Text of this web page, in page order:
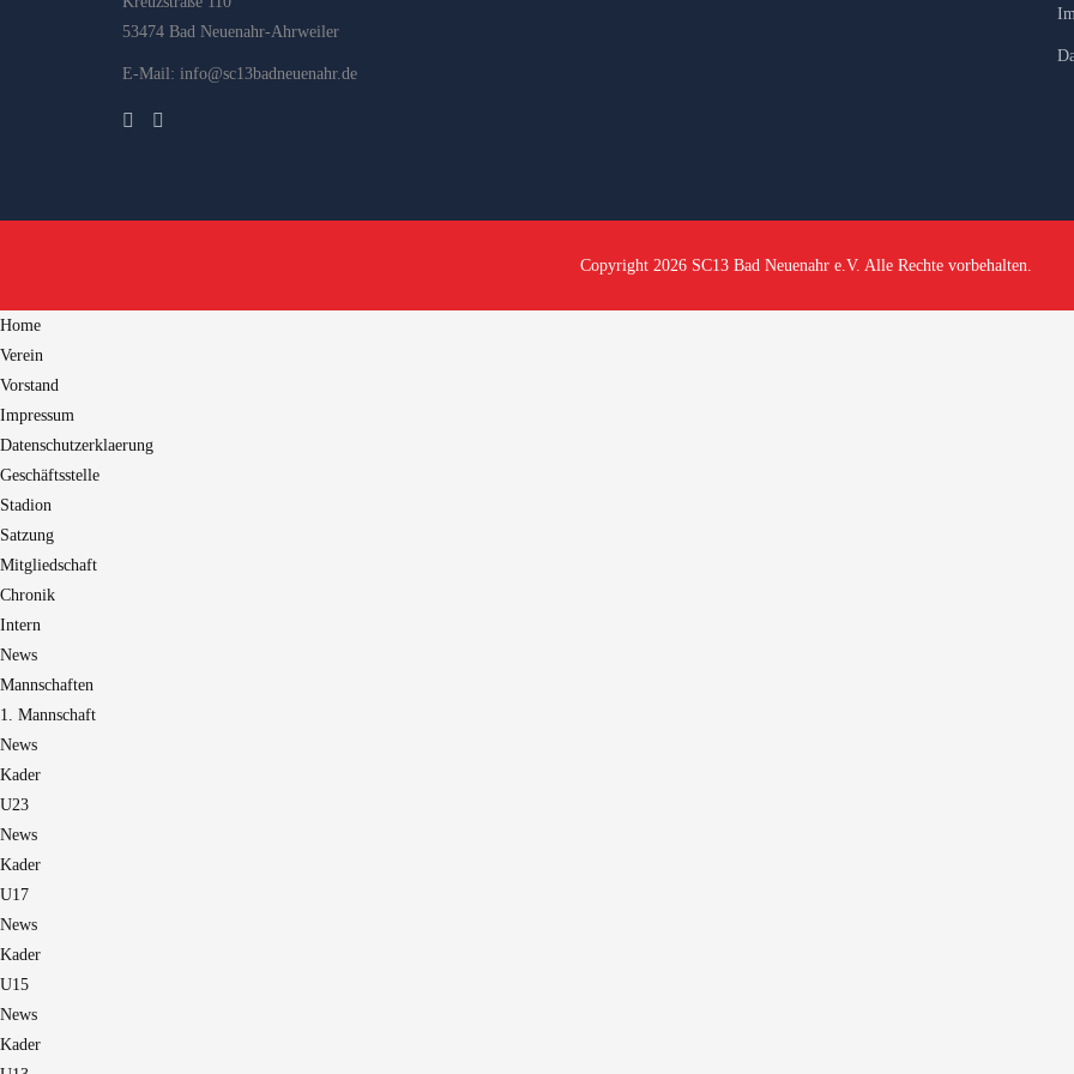
53474 Bad Neuenahr-Ahrweiler
E-Mail: info@sc13badneuenahr.de
Copyright 2026 SC13 Bad Neuenahr e.V. Alle Rechte vorbehalten.
Home
Verein
Vorstand
Impressum
Datenschutzerklaerung
Geschäftsstelle
Stadion
Satzung
Mitgliedschaft
Chronik
Intern
News
Mannschaften
1. Mannschaft
News
Kader
U23
News
Kader
U17
News
Kader
U15
News
Kader